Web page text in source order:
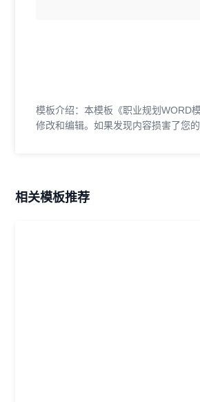
模板介绍：本模板《职业规划WORD
修改和编辑。如果发现内容损害了您
相关模板推荐